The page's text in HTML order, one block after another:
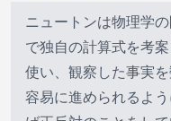
ニュートンは物理学
で独自の計算式を考
使い、観察した事実
容易に進められるよ